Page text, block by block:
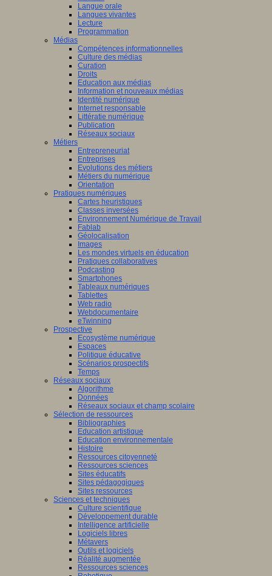
Langue orale
Langues vivantes
Lecture
Programmation
Médias
Compétences informationnelles
Culture des médias
Curation
Droits
Education aux médias
Information et nouveaux médias
Identité numérique
Internet responsable
Littératie numérique
Publication
Réseaux sociaux
Métiers
Entrepreneuriat
Entreprises
Evolutions des métiers
Métiers du numérique
Orientation
Pratiques numériques
Cartes heuristiques
Classes inversées
Environnement Numérique de Travail
Fablab
Géolocalisation
Images
Les mondes virtuels en éducation
Pratiques collaboratives
Podcasting
Smartphones
Tableaux numériques
Tablettes
Web radio
Webdocumentaire
eTwinning
Prospective
Ecosystème numérique
Espaces
Politique éducative
Scénarios prospectifs
Temps
Réseaux sociaux
Algorithme
Données
Réseaux sociaux et champ scolaire
Sélection de ressources
Bibliographies
Education artistique
Education environnementale
Histoire
Ressources citoyenneté
Ressources sciences
Sites éducatifs
Sites pédagogiques
Sites ressources
Sciences et techniques
Culture scientifique
Développement durable
Intelligence artificielle
Logiciels libres
Métavers
Outils et logiciels
Réalité augmentée
Ressources sciences